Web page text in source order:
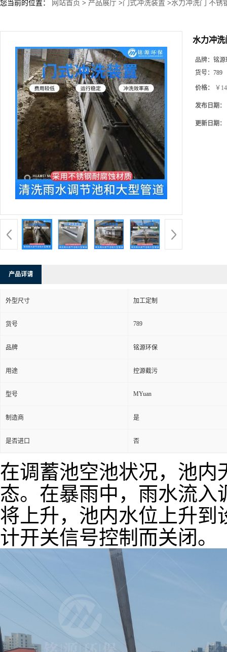
您当前的位置： 网站首页 > 产品展厅 >门式冲洗装置 >水力冲洗门 不锈
水力冲洗
品牌： 铭源
货号： 789
价格： ￥
发布日期：
更新日期：
产品详请
外型尺寸 加工定制
货号 789
品牌 铭源环保
用途 控源截污
型号 MYuan
制造商 是
是否进口 否
在调蓄池空池状况，池内
态。在暴雨中，雨水流
将上升，池内水位上升到
计开关信号控制而关闭。